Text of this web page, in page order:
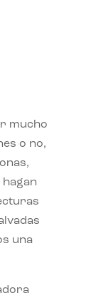
mucho
o no,
una